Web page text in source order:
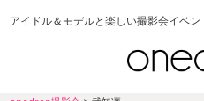
アイドル＆モデルと楽しい撮影会イベ